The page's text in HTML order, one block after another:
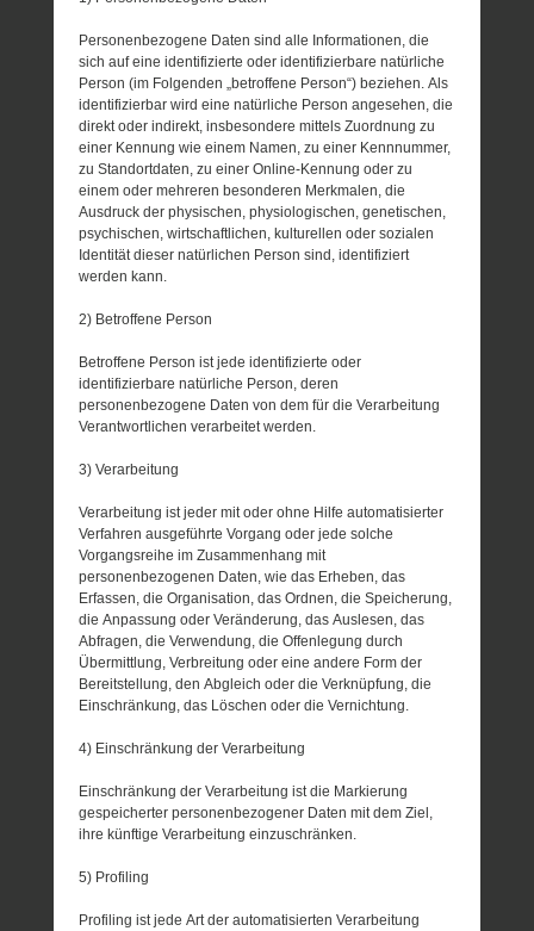
Personenbezogene Daten sind alle Informationen, die
sich auf eine identifizierte oder identifizierbare natürliche
Person (im Folgenden „betroffene Person“) beziehen. Als
identifizierbar wird eine natürliche Person angesehen, die
direkt oder indirekt, insbesondere mittels Zuordnung zu
einer Kennung wie einem Namen, zu einer Kennnummer,
zu Standortdaten, zu einer Online-Kennung oder zu
einem oder mehreren besonderen Merkmalen, die
Ausdruck der physischen, physiologischen, genetischen,
psychischen, wirtschaftlichen, kulturellen oder sozialen
Identität dieser natürlichen Person sind, identifiziert
werden kann.
2) Betroffene Person
Betroffene Person ist jede identifizierte oder
identifizierbare natürliche Person, deren
personenbezogene Daten von dem für die Verarbeitung
Verantwortlichen verarbeitet werden.
3) Verarbeitung
Verarbeitung ist jeder mit oder ohne Hilfe automatisierter
Verfahren ausgeführte Vorgang oder jede solche
Vorgangsreihe im Zusammenhang mit
personenbezogenen Daten, wie das Erheben, das
Erfassen, die Organisation, das Ordnen, die Speicherung,
die Anpassung oder Veränderung, das Auslesen, das
Abfragen, die Verwendung, die Offenlegung durch
Übermittlung, Verbreitung oder eine andere Form der
Bereitstellung, den Abgleich oder die Verknüpfung, die
Einschränkung, das Löschen oder die Vernichtung.
4) Einschränkung der Verarbeitung
Einschränkung der Verarbeitung ist die Markierung
gespeicherter personenbezogener Daten mit dem Ziel,
ihre künftige Verarbeitung einzuschränken.
5) Profiling
Profiling ist jede Art der automatisierten Verarbeitung